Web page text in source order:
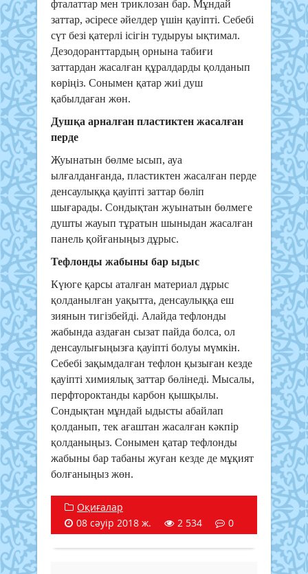
фталаттар мен триклозан бар. Мұндай
заттар, әсіресе әйелдер үшін қауіпті. Себебі
сүт безі қатерлі ісігін тудыруы ықтимал.
Дезодоранттардың орнына табиғи
заттардан жасалған құралдарды қолданып
көріңіз. Сонымен қатар жиі душ
қабылдаған жөн.
Душқа арналған пластиктен жасалған
перде
Жуынатын бөлме ысып, ауа
ылғалданғанда, пластиктен жасалған перде
денсаулыққа қауіпті заттар бөліп
шығарады. Сондықтан жуынатын бөлмеге
душты жауып тұратын шыныдан жасалған
панель қойғаныңыз дұрыс.
Тефлонды жабыны бар ыдыс
Күюге қарсы аталған материал дұрыс
қолданылған уақытта, денсаулыққа еш
зиянын тигізбейді. Алайда тефлонды
жабында аздаған сызат пайда болса, ол
денсаулығыңызға қауіпті болуы мүмкін.
Себебі зақымдалған тефлон қызыған кезде
қауіпті химиялық заттар бөлінеді. Мысалы,
перфтороктанды карбон қышқылы.
Сондықтан мұндай ыдысты абайлап
қолданып, тек ағаштан жасалған кәкпір
қолданыңыз. Сонымен қатар тефлонды
жабыны бар табаны жуған кезде де мұқият
болғаныңыз жөн.
Оқиғалар
08 сәуір 2018 ж.
2 534 0